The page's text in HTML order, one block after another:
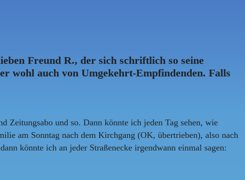
Freund R., der sich schriftlich so seine
wohl auch von Umgekehrt-Empfindenden. Falls
Zeitungsabo und so. Dann könnte ich jeden Tag sehen, wie
am Sonntag nach dem Kirchgang (OK, übertrieben), also nach
könnte ich an jeder Straßenecke irgendwann einmal sagen: